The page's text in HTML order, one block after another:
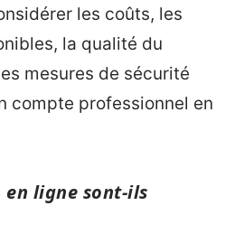
les coûts, les
la qualité du
mesures de sécurité
compte professionnel en
en ligne sont-ils